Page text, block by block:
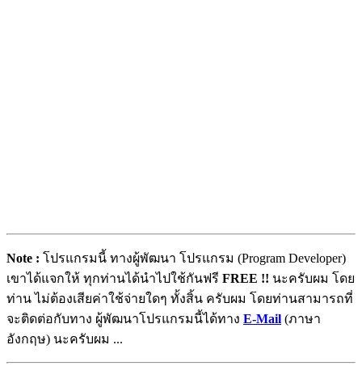
Note : โปรแกรมนี้ ทางผู้พัฒนา โปรแกรม (Program Developer)
เขาได้แจกให้ ทุกท่านได้นำไปใช้กันฟรี FREE !! นะครับผม โดย
ท่าน ไม่ต้องเสียค่าใช้จ่ายใดๆ ทั้งสิ้น ครับผม โดยท่านสามารถที่
จะติดต่อกับทาง ผู้พัฒนาโปรแกรมนี้ได้ทาง E-Mail (ภาษา
อังกฤษ) นะครับผม ...